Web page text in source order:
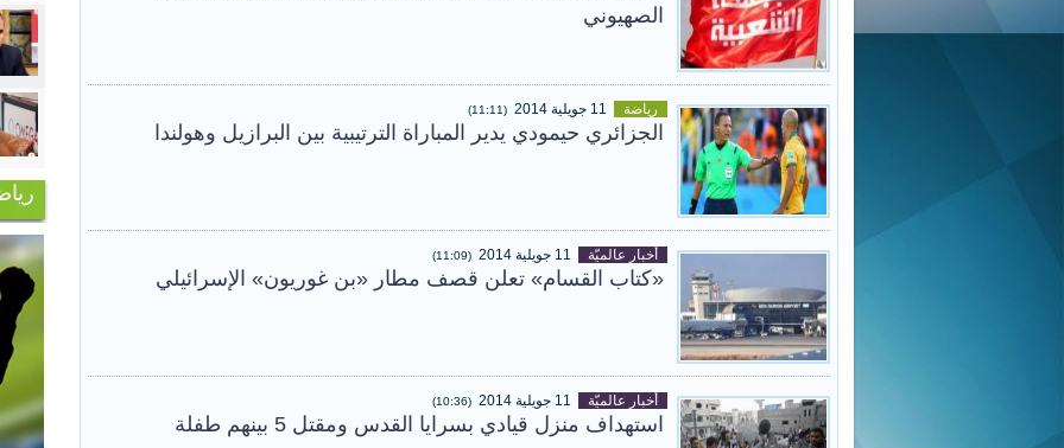
الصهيوني
رياضة (11:11)
الجزائري حيمودي يدير المباراة الترتيبية بين البرازيل وهولندا
أخبار عالميّة (11:09)
«كتاب القسام» تعلن قصف مطار «بن غوريون» الإسرائيلي
أخبار عالميّة (10:36)
استهداف منزل قيادي بسرايا القدس ومقتل 5 بينهم طفلة